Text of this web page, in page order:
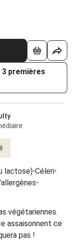
3 premières
lactose)•Céleri•
•
végétariennes.
assaisonnent ce
pas !